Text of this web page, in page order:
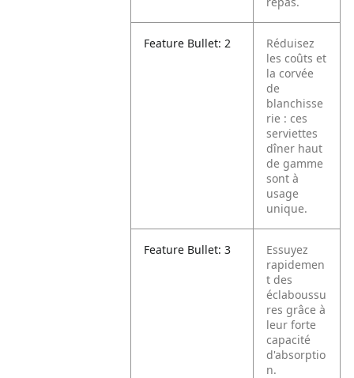
Feature Bullet: 2
Réduisez
les coûts et
la corvée
de
blanchisse
rie : ces
serviettes
dîner haut
de gamme
sont à
usage
unique.
Feature Bullet: 3
Essuyez
rapidemen
t des
éclaboussu
res grâce à
leur forte
capacité
d'absorptio
n.